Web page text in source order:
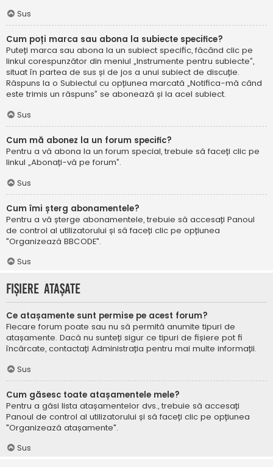
Sus
Cum poți marca sau abona la subiecte specifice?
Puteți marca sau abona la un subiect specific, făcând clic pe
linkul corespunzător din meniul „Instrumente pentru subiecte”,
situat în partea de sus și de jos a unui subiect de discuție.
Răspuns la o Subiectul cu opțiunea marcată „Notifica-mă când
este trimis un răspuns” se abonează și la acel subiect.
Sus
Cum mă abonez la un forum specific?
Pentru a vă abona la un forum special, trebuie să faceți clic pe
linkul „Abonați-vă pe forum”.
Sus
Cum îmi șterg abonamentele?
Pentru a vă șterge abonamentele, trebuie să accesați Panoul
de control al utilizatorului și să faceți clic pe opțiunea
"Organizează BBCODE".
Sus
Fișiere atașate
Ce atașamente sunt permise pe acest forum?
Fiecare forum poate sau nu să permită anumite tipuri de
atașamente. Dacă nu sunteți sigur ce tipuri de fișiere pot fi
încărcate, contactați Administrația pentru mai multe informații.
Sus
Cum găsesc toate atașamentele mele?
Pentru a găsi lista atașamentelor dvs., trebuie să accesați
Panoul de control al utilizatorului și să faceți clic pe opțiunea
"Organizează atașamente".
Sus